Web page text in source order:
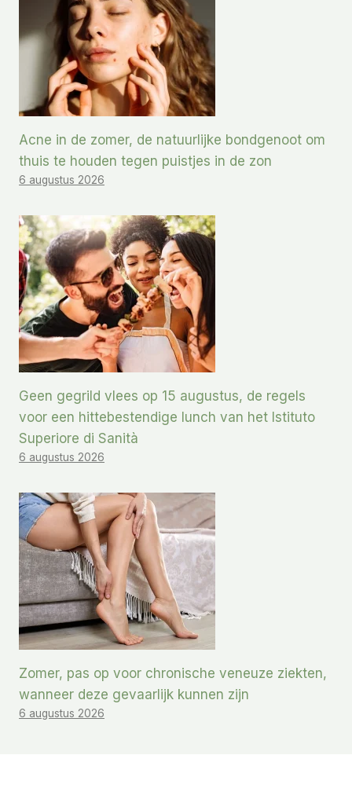
Acne in de zomer, de natuurlijke bondgenoot om
thuis te houden tegen puistjes in de zon
6 augustus 2026
Geen gegrild vlees op 15 augustus, de regels
voor een hittebestendige lunch van het Istituto
Superiore di Sanità
6 augustus 2026
Zomer, pas op voor chronische veneuze ziekten,
wanneer deze gevaarlijk kunnen zijn
6 augustus 2026